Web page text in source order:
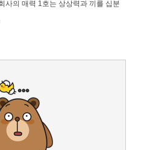
사의 매력 1호는 상상력과 끼를 십분